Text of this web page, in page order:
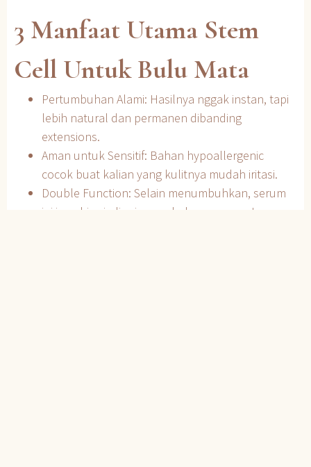
3 Manfaat Utama Stem
Cell Untuk Bulu Mata
Pertumbuhan Alami: Hasilnya nggak instan, tapi
lebih natural dan permanen dibanding
extensions.
Aman untuk Sensitif: Bahan hypoallergenic
cocok buat kalian yang kulitnya mudah iritasi.
Double Function: Selain menumbuhkan, serum
ini juga bisa jadi primer sebelum mascara!